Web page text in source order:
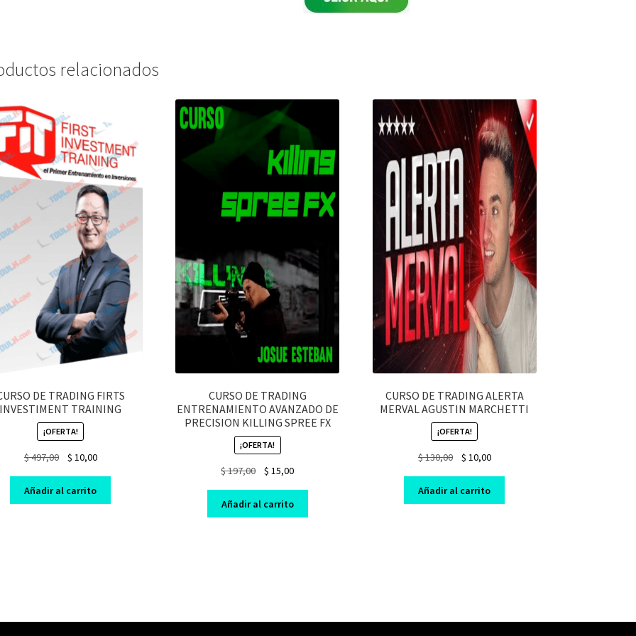
relacionados
DE TRADING FIRTS
INVESTIMENT TRAINING
¡OFERTA!
$497,00
Original
was:
$ 497,00.
$ 10,00Current
is:
$ 10,00.
Añadir al carrito
CURSO DE TRADING
ENTRENAMIENTO AVANZADO DE
PRECISION KILLING SPREE FX
¡OFERTA!
$197,00
Original
was:
$ 197,00.
$ 15,00Current
is:
$ 15,00.
Añadir al carrito
CURSO DE TRADING ALERTA
MERVAL AGUSTIN MARCHETTI
¡OFERTA!
$130,00
Original
was:
$ 130,00.
$ 10,00Current
is:
$ 10,00.
Añadir al carrito